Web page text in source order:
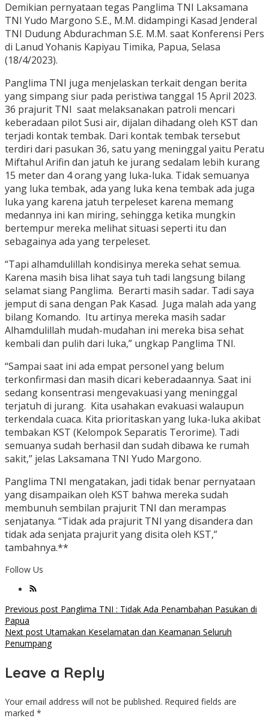
Demikian pernyataan tegas Panglima TNI Laksamana
TNI Yudo Margono S.E., M.M. didampingi Kasad Jenderal
TNI Dudung Abdurachman S.E. M.M. saat Konferensi Pers
di Lanud Yohanis Kapiyau Timika, Papua, Selasa
(18/4/2023).
Panglima TNI juga menjelaskan terkait dengan berita
yang simpang siur pada peristiwa tanggal 15 April 2023.
36 prajurit TNI saat melaksanakan patroli mencari
keberadaan pilot Susi air, dijalan dihadang oleh KST dan
terjadi kontak tembak. Dari kontak tembak tersebut
terdiri dari pasukan 36, satu yang meninggal yaitu Peratu
Miftahul Arifin dan jatuh ke jurang sedalam lebih kurang
15 meter dan 4 orang yang luka-luka. Tidak semuanya
yang luka tembak, ada yang luka kena tembak ada juga
luka yang karena jatuh terpeleset karena memang
medannya ini kan miring, sehingga ketika mungkin
bertempur mereka melihat situasi seperti itu dan
sebagainya ada yang terpeleset.
“Tapi alhamdulillah kondisinya mereka sehat semua.
Karena masih bisa lihat saya tuh tadi langsung bilang
selamat siang Panglima. Berarti masih sadar. Tadi saya
jemput di sana dengan Pak Kasad. Juga malah ada yang
bilang Komando. Itu artinya mereka masih sadar
Alhamdulillah mudah-mudahan ini mereka bisa sehat
kembali dan pulih dari luka,” ungkap Panglima TNI.
“Sampai saat ini ada empat personel yang belum
terkonfirmasi dan masih dicari keberadaannya. Saat ini
sedang konsentrasi mengevakuasi yang meninggal
terjatuh di jurang. Kita usahakan evakuasi walaupun
terkendala cuaca. Kita prioritaskan yang luka-luka akibat
tembakan KST (Kelompok Separatis Terorime). Tadi
semuanya sudah berhasil dan sudah dibawa ke rumah
sakit,” jelas Laksamana TNI Yudo Margono.
Panglima TNI mengatakan, jadi tidak benar pernyataan
yang disampaikan oleh KST bahwa mereka sudah
membunuh sembilan prajurit TNI dan merampas
senjatanya. “Tidak ada prajurit TNI yang disandera dan
tidak ada senjata prajurit yang disita oleh KST,”
tambahnya.**
Follow Us
Post
navigation
Previous post Panglima TNI : Tidak Ada Penambahan Pasukan di
Papua
Next post Utamakan Keselamatan dan Keamanan Seluruh
Penumpang
Leave a Reply
Your email address will not be published. Required fields are
marked *